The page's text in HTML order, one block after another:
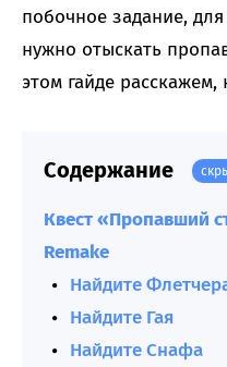
побочное задание,
нужно отыскать
этом гайде расскажем,
Содержание
Квест «Пропавший
Remake
Найдите
Найдите Гая
Найдите Снафа